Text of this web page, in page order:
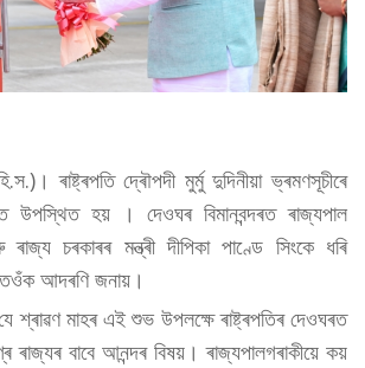
ৰাষ্ট্ৰপতি দ্ৰৌপদী মুৰ্মু দুদিনীয়া ভ্ৰমণসূচীৰে
উপস্থিত হয় । দেওঘৰ বিমানবন্দৰত ৰাজ্যপাল
চৰকাৰৰ মন্ত্ৰী দীপিকা পাণ্ডে সিংকে ধৰি
আদৰণি জনায়।
শ্ৰাৱণ মাহৰ এই শুভ উপলক্ষে ৰাষ্ট্ৰপতিৰ দেওঘৰত
ৰাজ্যৰ বাবে আনন্দৰ বিষয়। ৰাজ্যপালগৰাকীয়ে কয়